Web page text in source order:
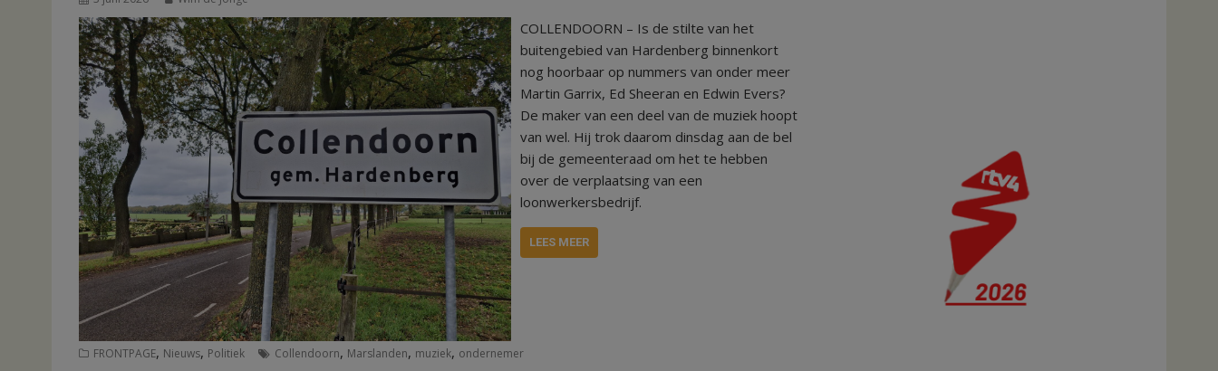
COLLENDOORN – Is de stilte van het
buitengebied van Hardenberg binnenkort
nog hoorbaar op nummers van onder meer
Martin Garrix, Ed Sheeran en Edwin Evers?
De maker van een deel van de muziek hoopt
van wel. Hij trok daarom dinsdag aan de bel
bij de gemeenteraad om het te hebben
over de verplaatsing van een
loonwerkersbedrijf.
LEES MEER
FRONTPAGE, Nieuws, Politiek Collendoorn, Marslanden, muziek, ondernemer